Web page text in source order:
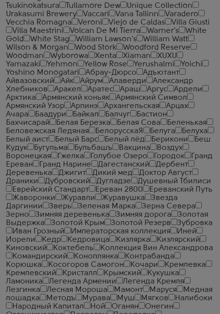
Tsukinokatsura
Tullamore Dew
Unique Collection
Urakasumi Brewery
Vaccari Vana Tallinn
Varadero
Vecchia Romagna
Veroni Viejo de Caldas
Villa Giusti
Villa Maestrini
Volcan De Mi Tierra Warner's
White
Gold
White Stag William Lawson's
William Watt
Wilson & Morgan
Wood Stork
Woodford Reserve
Woodman
Wyborowa Xenta Xiaman
XUXU
Yamazaki
Yehmon Yellow Rose Yerushalmi
Yoichi
Yoshino Monogatari
Абрау-Дюрсо
Адъютант
Айвазовский
Айк Айрум Алаверди
Александр
Хлебников
Аракел Аратес Араш Аргус
Ардели
Арктика
Армянский коньяк
Армянский Символ
Армянский Узор
Арпинэ Архангельская
Арцах
Ачара
Баадури Байкал Балчуг
Бастион
Бахчисарай
Белая Березка Белая Сова
Беленькая
Беловежская Ледяная
БелорусскаЯ Белуга
Белуха
Белый аист
Белый Барс Белый лёд Берикони
Беш
Кудук
Бугульма Бульбашъ Вакцина
Воздух
Воронецкая
Гжелка Голубое Озеро Городок
Гранд
Ереван
Гранд Нарине Дагестанский
Дербент
Деревенька
Джигит Дикий мед
Доктор Август
Драники
Дубровский Дугладзе
Душевный Тбилиси
Еврейский Стандарт
Ереван 2800
Ереванский Путь
Жаворонки
Журавли Журавушка
Звезда
Даргинии
Зверь Зеленая Марка
Зерна Севера
Зерно
Зимняя деревенька Зимняя дорога
Золотая
Выдержка
Золотой Крым Золотой Резерв
Зубровка
Иван Грозный
Императорская коллекция
Иней
Иорели
Кедр Кедровица Кизлярка
Кизлярский
Киновский
Коктебель
Коллекция Вин Александрова
Командирский
Коноплянка
Контрабанда
Корюшка
Косогоров Самогон Кочари
Кремлевка
Кремлевский
Кристалл Крымский
Кукушка
Ламоника
Легенда Армении
Легенда Кремля
Лезгинка
Лесная Мороша Мамонт Маруся
Медная
лошадка
Методъ Мурава Муш Мягков
Налибоки
Народный Капитал
Ной Оганян
Онегин